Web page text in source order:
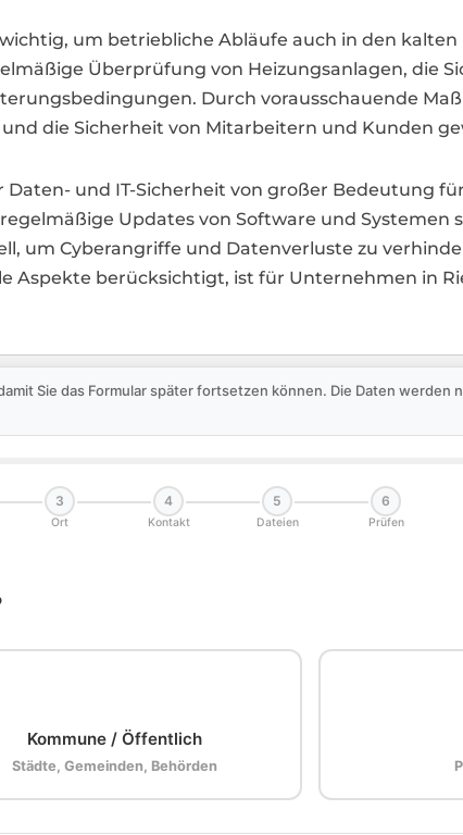
um betriebliche Abläufe auch in den
Überprüfung von Heizungsanlagen, die
Durch vorausschauende
die Sicherheit von Mitarbeitern und Kunden
und IT-Sicherheit von großer Bedeutung
Updates von Software und Systemen
um Cyberangriffe und Datenverluste zu
Aspekte berücksichtigt, ist für Unternehmen in
Sie das Formular später fortsetzen können. Die Daten werden
3
Ort
4
Kontakt
5
Dateien
6
Prüfen
Kommune / Öffentlich
Städte, Gemeinden, Behörden